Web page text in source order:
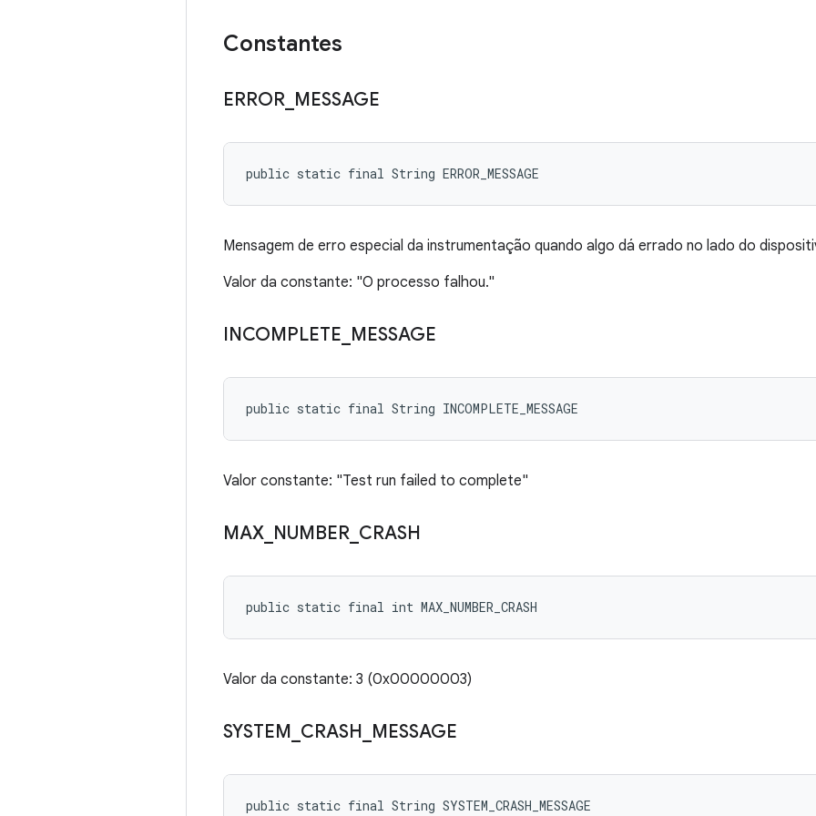
Constantes
ERROR MESSAGE
public static final String ERROR_MESSAGE
Mensagem de erro especial da instrumentação quando algo dá errado no lado do
Valor da constante: "O processo falhou."
INCOMPLETE MESSAGE
public static final String INCOMPLETE_MESSAGE
Valor constante: "Test run failed to complete"
MAX NUMBER CRASH
public static final int MAX_NUMBER_CRASH
Valor da constante: 3 (0x00000003)
SYSTEM CRASH MESSAGE
public static final String SYSTEM_CRASH_MESSAGE